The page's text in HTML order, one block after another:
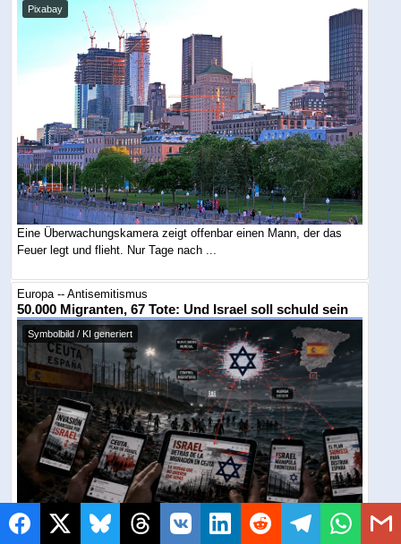
Pixabay
Eine Überwachungskamera zeigt offenbar einen Mann, der das
Feuer legt und flieht. Nur Tage nach ...
Europa -- Antisemitismus
50.000 Migranten, 67 Tote: Und Israel soll schuld sein
Symbolbild / KI generiert
Nach dem Grenzzusammenbruch in Ceuta verbreiten rechte und